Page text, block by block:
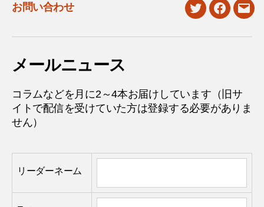
お問い合わせ
twitterfacebook
メールニュース
コラムなどを月に2～4本お届けしています（旧サ
イトで配信を受けていた方は登録する必要がありま
せん）
リーダーネーム